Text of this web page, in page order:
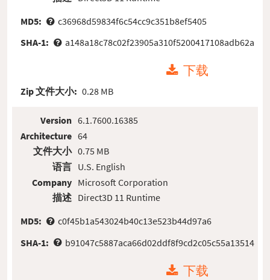
MD5:
c36968d59834f6c54cc9c351b8ef5405
SHA-1:
a148a18c78c02f23905a310f5200417108adb62a
下载
Zip 文件大小: 0.28 MB
Version
Architecture
文件大小
语言
Company
描述
6.1.7600.16385
64
0.75 MB
U.S. English
Microsoft Corporation
Direct3D 11 Runtime
MD5:
c0f45b1a543024b40c13e523b44d97a6
SHA-1:
b91047c5887aca66d02ddf8f9cd2c05c55a13514
下载